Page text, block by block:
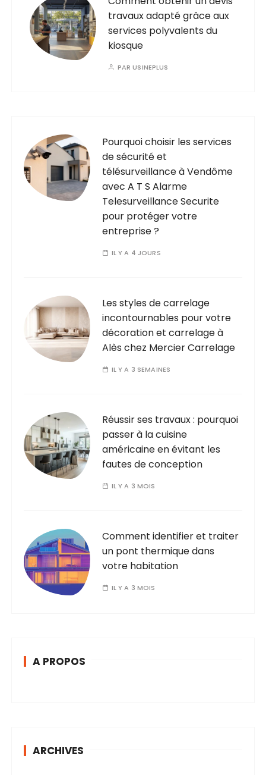
travaux adapté grâce aux
services polyvalents du
kiosque
PARUSINEPLUS
Pourquoi choisir les services
de sécurité et
télésurveillance à Vendôme
avec A T S Alarme
Telesurveillance Securite
pour protéger votre
entreprise ?
IL Y A 4 JOURS
Les styles de carrelage
incontournables pour votre
décoration et carrelage à
Alès chez Mercier Carrelage
IL Y A 3 SEMAINES
Réussir ses travaux : pourquoi
passer à la cuisine
américaine en évitant les
fautes de conception
IL Y A 3 MOIS
Comment identifier et traiter
un pont thermique dans
votre habitation
IL Y A 3 MOIS
A PROPOS
ARCHIVES